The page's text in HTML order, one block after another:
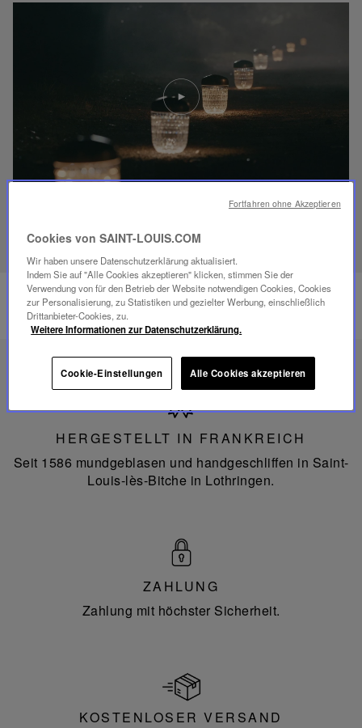
Video
abspielen
YouTube-
Video,
Folia
Mini-
Portable-
Lampe
Hergestellt
Frankreich
HERGESTELLT IN FRANKREICH
Seit 1586 mundgeblasen und handgeschliffen in Saint-
Louis-lès-Bitche in Lothringen.
ZAHLUNG
Zahlung mit höchster Sicherheit.
KOSTENLOSER VERSAND
Cookies von SAINT-LOUIS.COM
Wir haben unsere Datenschutzerklärung aktualisiert.
Indem Sie auf "Alle Cookies akzeptieren" klicken, stimmen Sie der
Verwendung von für den Betrieb der Website notwendigen Cookies, Cookies
zur Personalisierung, zu Statistiken und gezielter Werbung, einschließlich
Drittanbieter-Cookies, zu.
Weitere Informationen zur Datenschutzerklärung.
Cookie-Einstellungen Alle Cookies akzeptieren
Fortfahren ohne Akzeptieren